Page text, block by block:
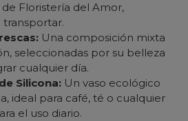
de Floristería del Amor,
transportar.
Una composición mixta
seleccionadas por su belleza
cualquier día.
Silicona: Un vaso ecológico
ideal para café, té o cualquier
el uso diario.